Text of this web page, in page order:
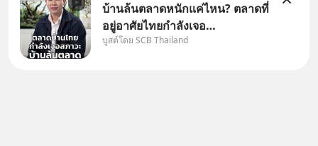
บ้านล้นตลาดหนักแค่ไหน? ตลาดที่
อยู่อาศัยไทยกำลังเจอ
Oversupply หนักกว่าที่คิด และ
บูสต์โดย SCB Thailand